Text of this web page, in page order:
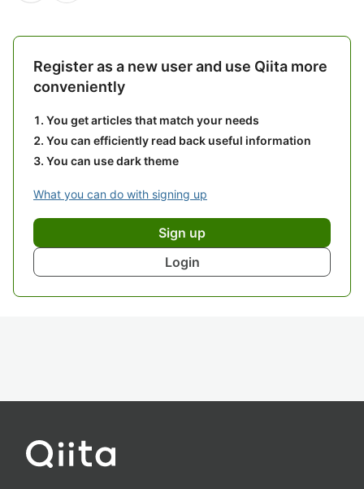
Register as a new user and use Qiita more
conveniently
You get articles that match your needs
You can efficiently read back useful information
You can use dark theme
What you can do with signing up
Sign up
Login